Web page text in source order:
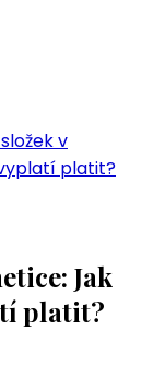
v
platit?
Jak
platit?